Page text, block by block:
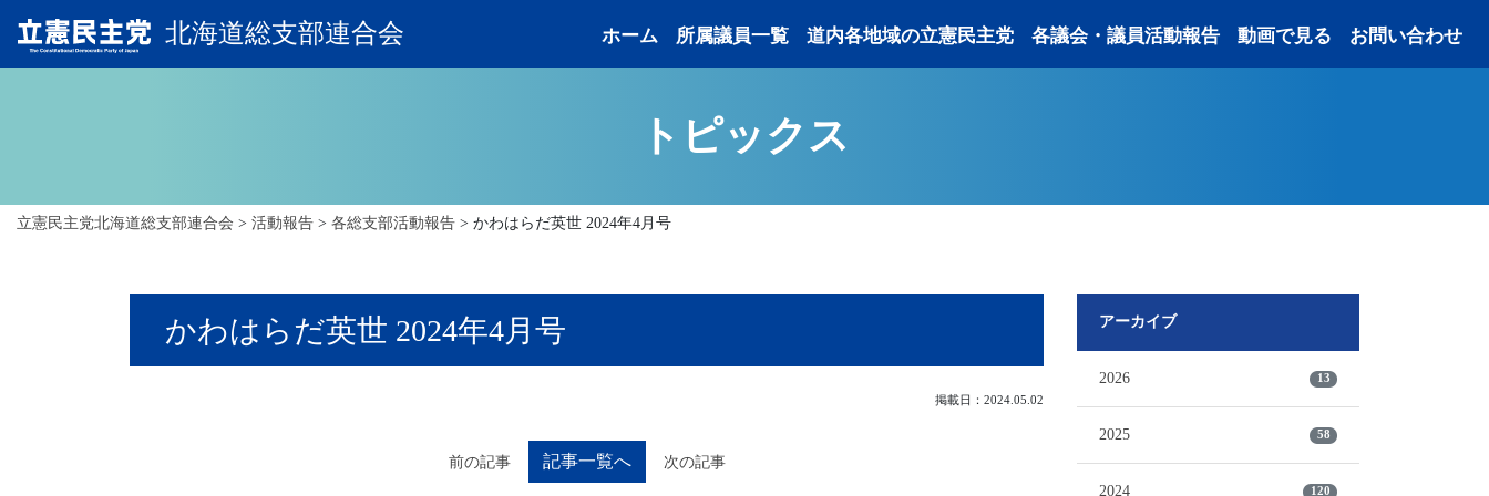
北海道総支部連合会 ホーム 所属議員一覧 道内各地域の立憲民主党 各議会・議員活動報告 動画で見る お問い合わせ
トピックス
立憲民主党北海道総支部連合会 > 活動報告 > 各総支部活動報告 > かわはらだ英世 2024年4月号
かわはらだ英世 2024年4月号
掲載日：2024.05.02
前の記事 記事一覧へ 次の記事
アーカイブ
2026 13
2025 58
2024 120